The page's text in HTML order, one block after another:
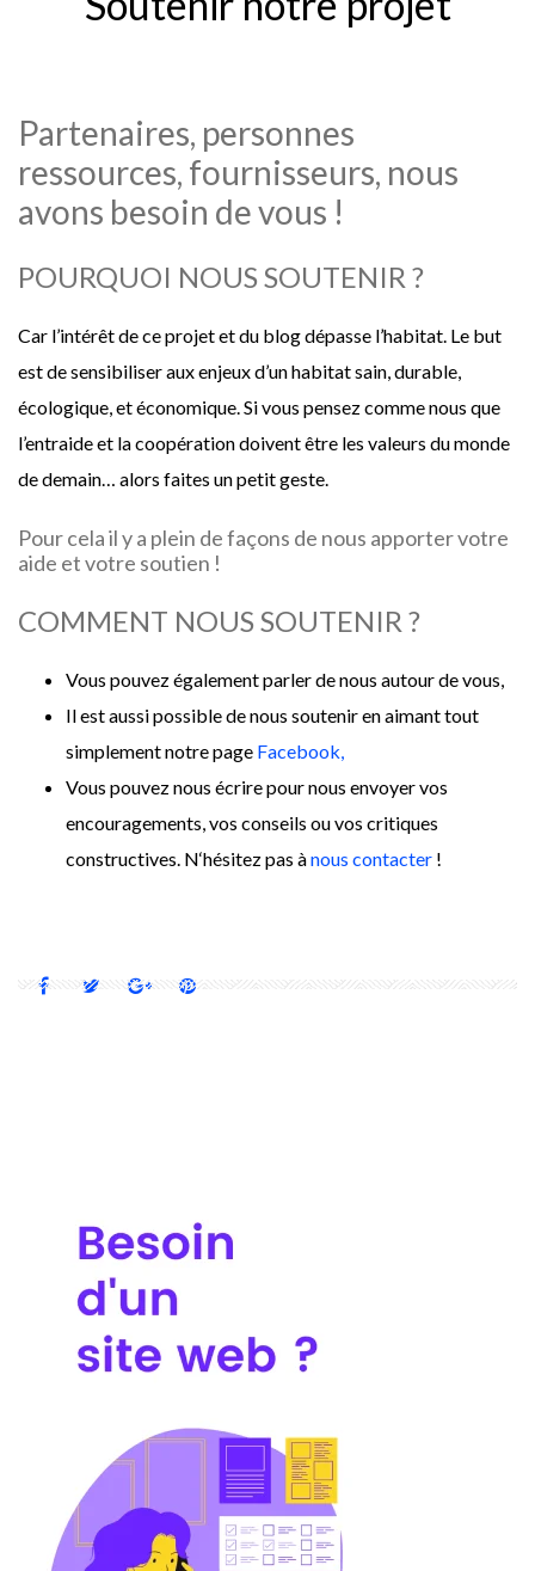
Partenaires, personnes
ressources, fournisseurs, nous
avons besoin de vous !
POURQUOI NOUS SOUTENIR ?
Car l’intérêt de ce projet et du blog dépasse l’habitat. Le but
est de sensibiliser aux enjeux d’un habitat sain, durable,
écologique, et économique.Si vous pensez comme nous que
l’entraide et la coopération doivent être les valeurs du monde
de demain… alors faites un petit geste.
Pour cela il y a plein de façons de nous apporter votre
aide et votre soutien !
COMMENT NOUS SOUTENIR ?
Vous pouvez également parler de nous autour de vous,
Il est aussi possible de nous soutenir en aimant tout
simplement notre page Facebook,
Vous pouvez nous écrire pour nous envoyer vos
encouragements, vos conseils ou vos critiques
constructives. N‘hésitez pas ànous contacter !